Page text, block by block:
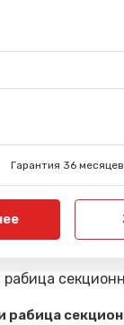
Гарантия 36 месяцев
рабица